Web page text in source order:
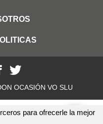
para ofrecerle la mejor
OCASIÓN VO SLU